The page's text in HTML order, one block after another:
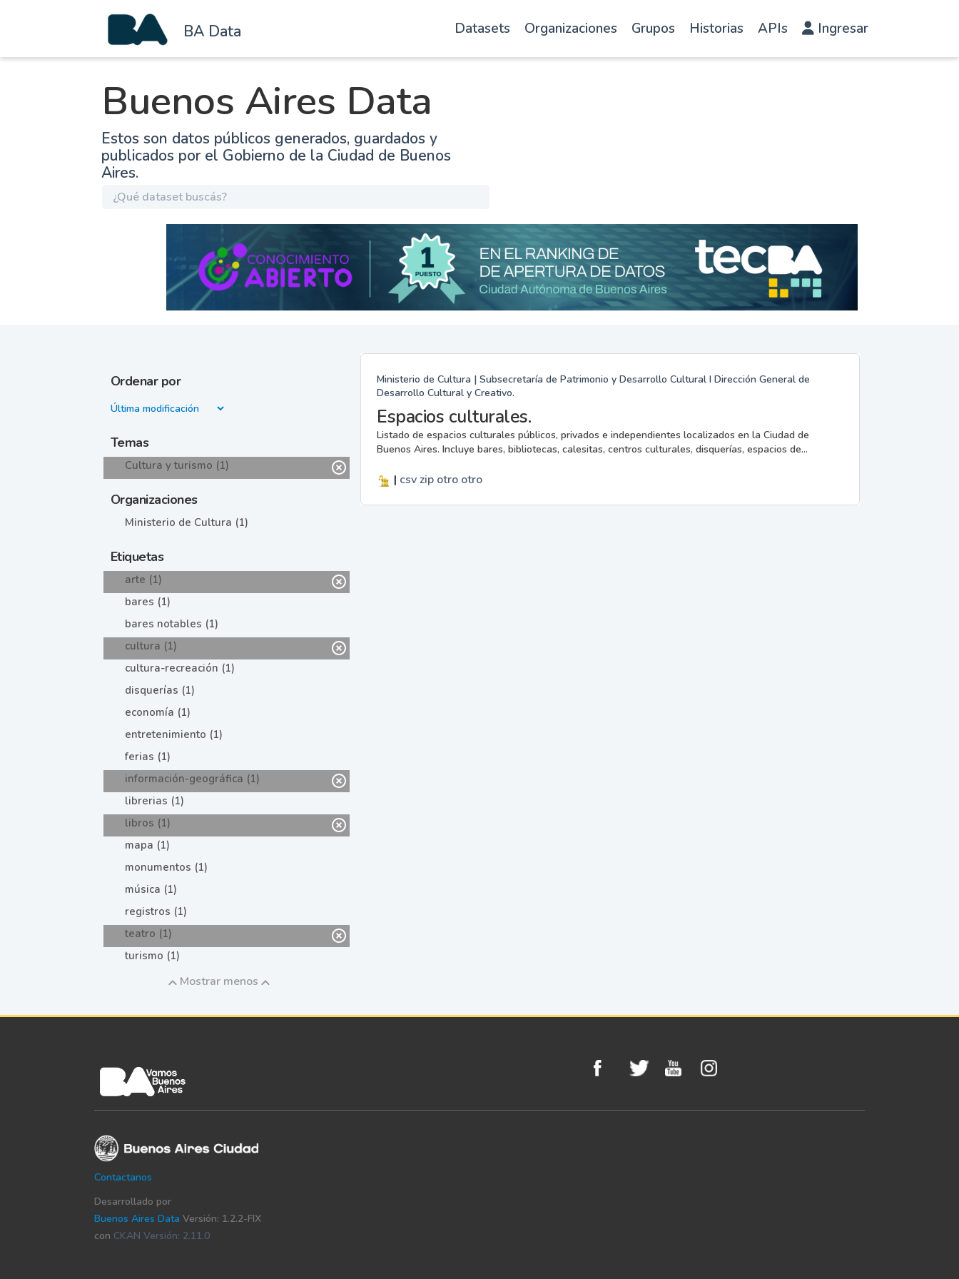
BA Data Datasets Organizaciones Grupos Historias APIs Ingresar
Buenos Aires Data
Estos son datos públicos generados, guardados y
publicados por el Gobierno de la Ciudad de Buenos
Aires.
Ordenar por
Temas
Cultura y turismo (1)
Organizaciones
Ministerio de Cultura (1)
Etiquetas
arte (1)
bares (1)
bares notables (1)
cultura (1)
cultura-recreación (1)
disquerías (1)
economía (1)
entretenimiento (1)
ferias (1)
información-geográfica (1)
librerias (1)
libros (1)
mapa (1)
monumentos (1)
música (1)
registros (1)
teatro (1)
turismo (1)
Mostrar menos
Ministerio de Cultura | Subsecretaría de Patrimonio y Desarrollo Cultural I Dirección General de
Desarrollo Cultural y Creativo.
Espacios culturales.
Listado de espacios culturales públicos, privados e independientes localizados en la Ciudad de
Buenos Aires. Incluye bares, bibliotecas, calesitas, centros culturales, disquerías, espacios de...
| csvzip otro otro
Contactanos
Desarrollado por
Buenos Aires Data Versión: 1.2.2-FIX
con CKAN Versión: 2.11.0